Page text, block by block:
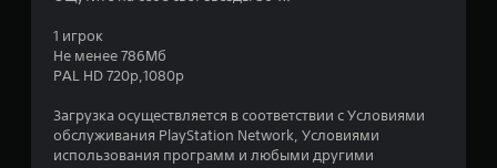
з
1 игрок
Не менее 786Мб
PAL HD 720p,1080p
Загрузка осуществляется в соответствии с Условиями
обслуживания PlayStation Network, Условиями
использования программ и любыми другими